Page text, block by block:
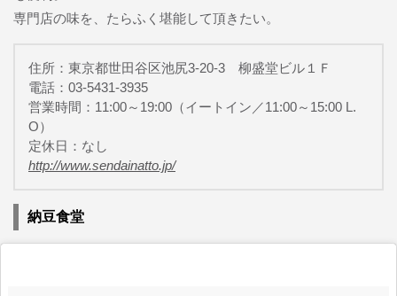
専門店の味を、たらふく堪能して頂きたい。
住所：東京都世田谷区池尻3-20-3 柳盛堂ビル１Ｆ
電話：03-5431-3935
営業時間：11:00～19:00（イートイン／11:00～15:00 L.
O）
定休日：なし
http://www.sendainatto.jp/
納豆食堂